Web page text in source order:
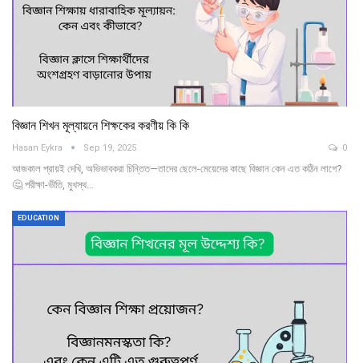
বিজ্ঞান শিখন মূল্যায়নে শিক্ষকের করণীয় কি কি
Hasan Eykra Sep 19, 2025 0
আজকাল প্রায়ই দেখি, অভিভাবকরা চিন্তিত—তাদের ছেলে-মেয়েদের কাছে বিজ্ঞান কেন এত কঠিন লাগে?
🤔 পরীক্ষা-ভীতি, মুখস্থ…
EDUCATION